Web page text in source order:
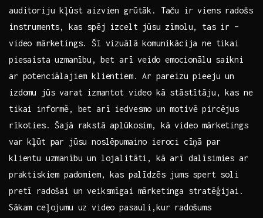
auditoriju kļūst aizvien grūtāk. Taču ir viens radošs
instruments, ⁢kas spēj​ izcelt jūsu zīmolu, tas ir –
video mārketings. Šī vizuālā⁢ komunikācija ne tikai
⁤piesaista uzmanību, ⁢bet arī ⁢veido‌ emocionālu ‌saikni
ar potenciālajiem klientiem. Ar ⁤pareizu pieeju un
izdomu jūs varat ⁤izmantot video kā stāstītāju, kas ne‌
tikai informē, bet arī iedvesmo un motivē​ pircējus
rīkoties. Šajā rakstā aplūkosim, kā video mārketings
var ​kļūt par jūsu noslēpumaino ieroci⁤ cīņā​ par
klientu uzmanību un lojalitāti, kā arī dalīsimies ar
⁣praktiskiem‍ padomiem, kas palīdzēs jums spert soli
pretī radošai un veiksmīgai mārketinga stratēģijai. ​
Sākam ceļojumu‌ uz video pasauli,kur ⁢radošums​